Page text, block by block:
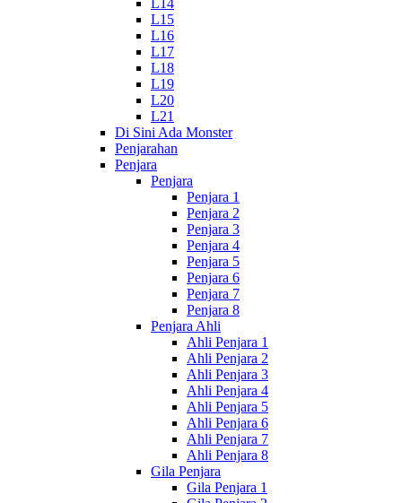
L14
L15
L16
L17
L18
L19
L20
L21
Di Sini Ada Monster
Penjarahan
Penjara
Penjara
Penjara 1
Penjara 2
Penjara 3
Penjara 4
Penjara 5
Penjara 6
Penjara 7
Penjara 8
Penjara Ahli
Ahli Penjara 1
Ahli Penjara 2
Ahli Penjara 3
Ahli Penjara 4
Ahli Penjara 5
Ahli Penjara 6
Ahli Penjara 7
Ahli Penjara 8
Gila Penjara
Gila Penjara 1